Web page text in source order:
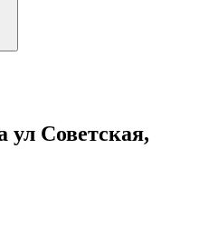
Советская,